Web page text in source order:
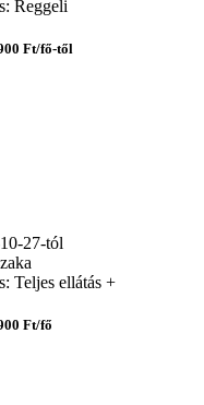
Reggeli
Ft/fő-től
27-tól
Teljes ellátás +
Ft/fő